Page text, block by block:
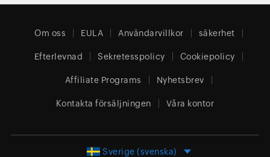
Om oss EULA Användarvillkor säkerhet
Efterlevnad Sekretesspolicy Cookiepolicy
Affiliate Programs Nyhetsbrev
Kontakta försäljningen Våra kontor
Sverige (svenska)